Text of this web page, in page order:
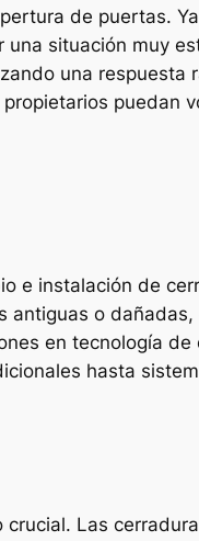
de puertas.
situación muy
una respuesta
puedan
e instalación de
o
en tecnología
hasta
Las